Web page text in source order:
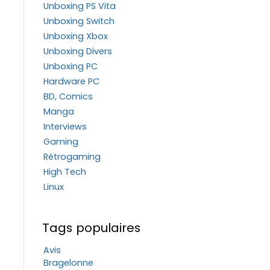
Unboxing PS Vita
Unboxing Switch
Unboxing Xbox
Unboxing Divers
Unboxing PC
Hardware PC
BD, Comics
Manga
Interviews
Gaming
Rétrogaming
High Tech
Linux
Tags populaires
Avis
Bragelonne